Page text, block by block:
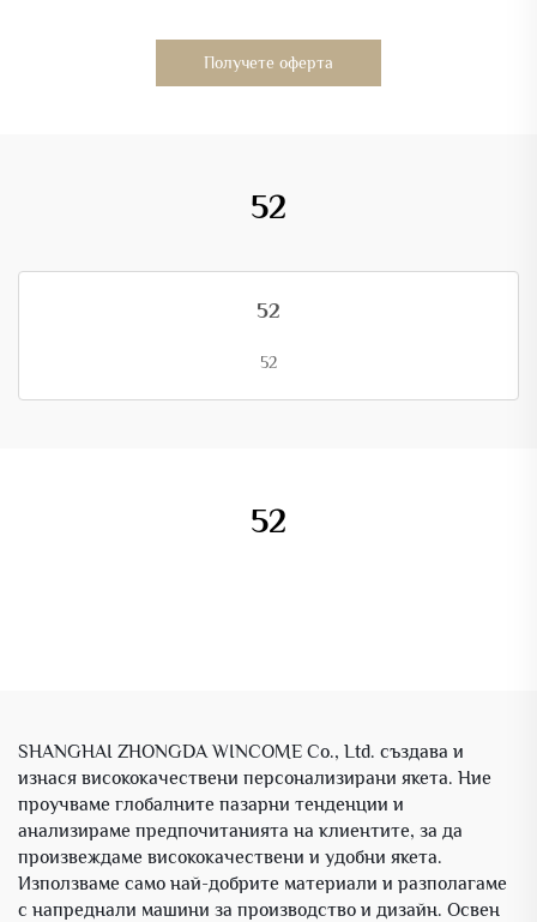
Получете оферта
52
52
52
52
SHANGHAI ZHONGDA WINCOME Co., Ltd. създава и
изнася висококачествени персонализирани якета. Ние
проучваме глобалните пазарни тенденции и
анализираме предпочитанията на клиентите, за да
произвеждаме висококачествени и удобни якета.
Използваме само най-добрите материали и разполагаме
с напреднали машини за производство и дизайн. Освен